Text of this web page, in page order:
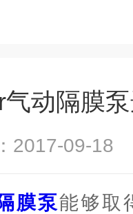
动隔膜
：2017-09-
膜泵能够取